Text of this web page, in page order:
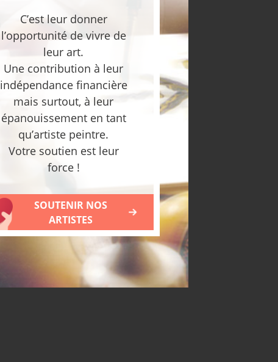
C’est leur donner
l’opportunité de vivre de
leur art.
Une contribution à leur
indépendance financière
mais surtout, à leur
épanouissement en tant
qu’artiste peintre.
Votre soutien est leur
force !
SOUTENIR NOS
ARTISTES